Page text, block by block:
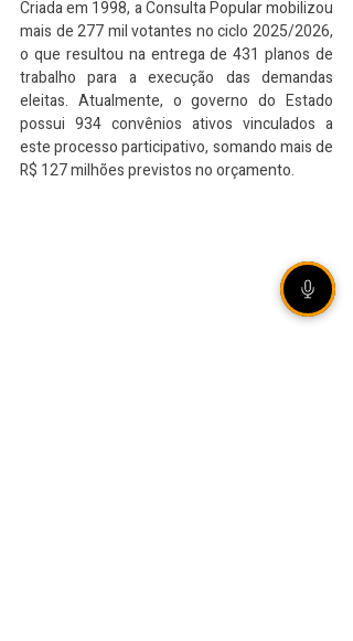
Criada em 1998, a Consulta Popular mobilizou
mais de 277 mil votantes no ciclo 2025/2026,
o que resultou na entrega de 431 planos de
trabalho para a execução das demandas
eleitas. Atualmente, o governo do Estado
possui 934 convênios ativos vinculados a
este processo participativo, somando mais de
R$ 127 milhões previstos no orçamento.